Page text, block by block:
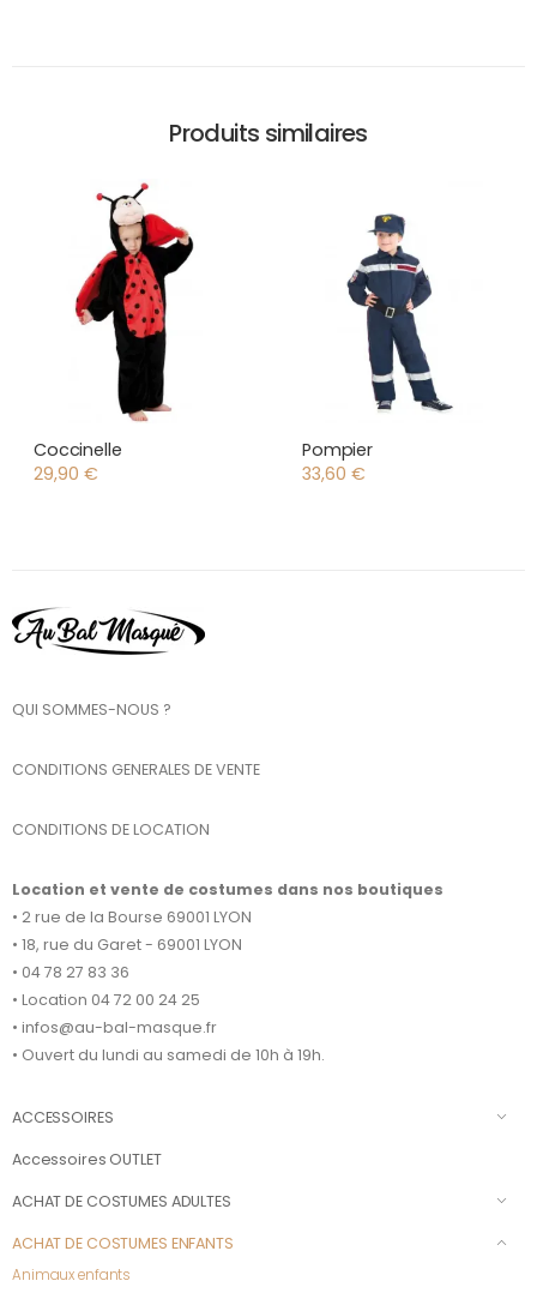
Produits similaires
Coccinelle
29,90 €
Pompier
33,60 €
QUI SOMMES-NOUS ?
CONDITIONS GENERALES DE VENTE
CONDITIONS DE LOCATION
Location et vente de costumes dans nos boutiques
• 2 rue de la Bourse 69001 LYON
• 18, rue du Garet - 69001 LYON
• 04 78 27 83 36
• Location 04 72 00 24 25
• infos@au-bal-masque.fr
• Ouvert du lundi au samedi de 10h à 19h.
ACCESSOIRES
Accessoires OUTLET
ACHAT DE COSTUMES ADULTES
ACHAT DE COSTUMES ENFANTS
Animaux enfants